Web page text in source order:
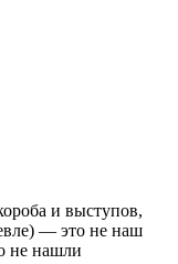
и выступов,
— это не наш
не нашли